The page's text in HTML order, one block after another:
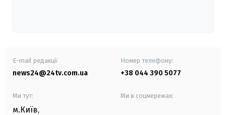
E-mail редакції
news24@24tv.com.ua
Номер телефону:
+38 044 390 5077
Ми тут:
м.Київ,
Ми в соцмережах: